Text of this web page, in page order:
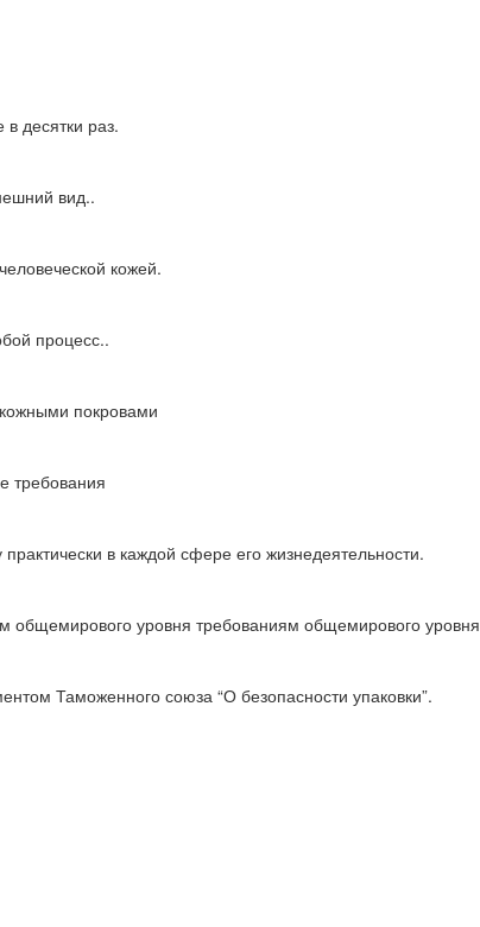
десятки раз.
вид..
кожей.
процесс..
покровами
требования
в каждой сфере его жизнедеятельности.
общемирового уровня требованиям общемирового уровня
Таможенного союза “О безопасности упаковки”.